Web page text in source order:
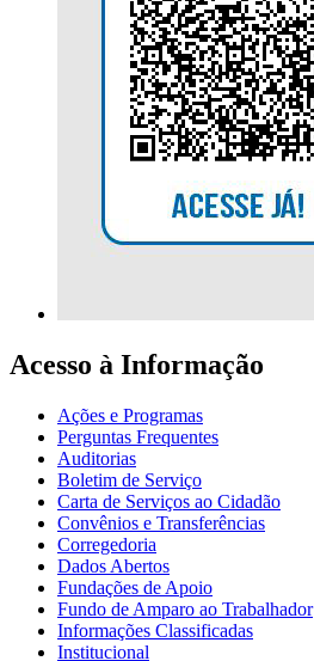
Acesso à Informação
Ações e Programas
Perguntas Frequentes
Auditorias
Boletim de Serviço
Carta de Serviços ao Cidadão
Convênios e Transferências
Corregedoria
Dados Abertos
Fundações de Apoio
Fundo de Amparo ao Trabalhador
Informações Classificadas
Institucional